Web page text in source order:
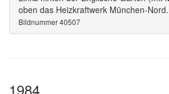
oben das Heizkraftwerk München-Nord.
Bildnummer 40507
1984